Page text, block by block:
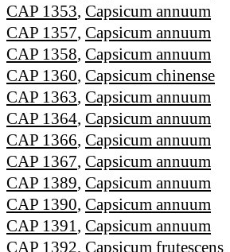
CAP 1353, Capsicum annuum
CAP 1357, Capsicum annuum
CAP 1358, Capsicum annuum
CAP 1360, Capsicum chinense
CAP 1363, Capsicum annuum
CAP 1364, Capsicum annuum
CAP 1366, Capsicum annuum
CAP 1367, Capsicum annuum
CAP 1389, Capsicum annuum
CAP 1390, Capsicum annuum
CAP 1391, Capsicum annuum
CAP 1392, Capsicum frutescens